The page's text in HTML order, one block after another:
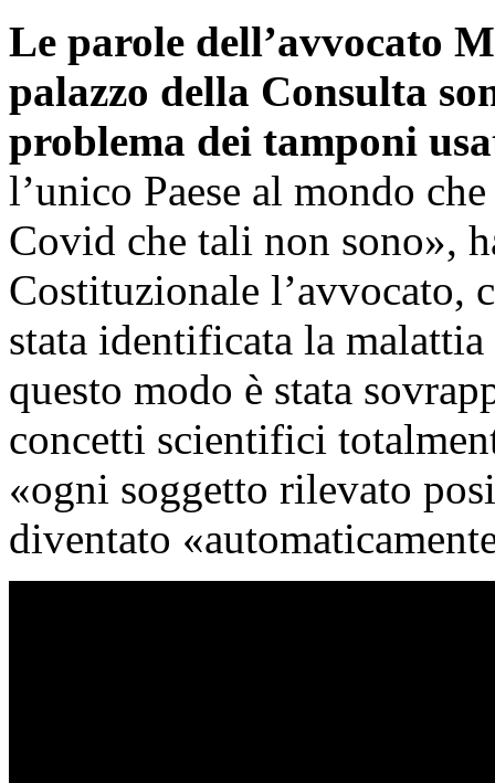
Le parole dell’avvocato
palazzo della Consulta
problema dei tamponi
l’unico Paese al mondo
Covid che tali non sono»,
Costituzionale l’avvocato,
stata identificata la
questo modo è stata
concetti scientifici
«ogni soggetto rilevato
diventato